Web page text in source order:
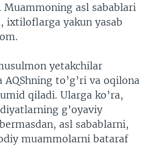
asl sabablari
ixtiloflarga yakun yasab
yetakchilar
to’g’ri va oqilona
qiladi. Ularga ko’ra,
g’oyaviy
asl sabablarni,
muammolarni bataraf